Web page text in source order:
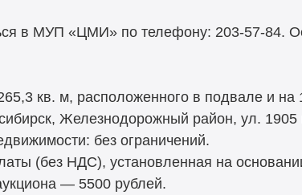
в МУП «ЦМИ» по телефону: 203-57-84.
кв. м, расположенного в подвале и
Железнодорожный район, ул. 1905
без ограничений.
(без НДС), установленная на
— 5500 рублей.